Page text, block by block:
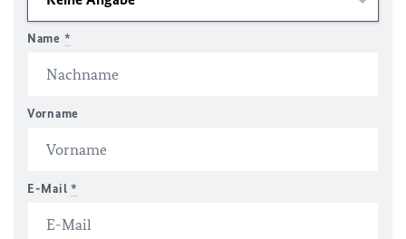
Name *
Vorname
E-Mail *